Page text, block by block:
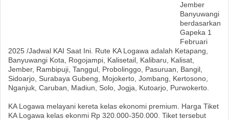
Jember
Banyuwangi
berdasarkan
Gapeka 1
Februari
2025 /Jadwal KAI Saat Ini. Rute KA Logawa adalah Ketapang,
Banyuwangi Kota, Rogojampi, Kalisetail, Kalibaru, Kalisat,
Jember, Rambipuji, Tanggul, Probolinggo, Pasuruan, Bangil,
Sidoarjo, Surabaya Gubeng, Mojokerto, Jombang, Kertosono,
Nganjuk, Caruban, Madiun, Solo, Jogja, Kutoarjo, Purwokerto.
KA Logawa melayani kereta kelas ekonomi premium. Harga Tiket
KA Logawa kelas ekonmi Rp 320.000-350.000. Tiket tersebut